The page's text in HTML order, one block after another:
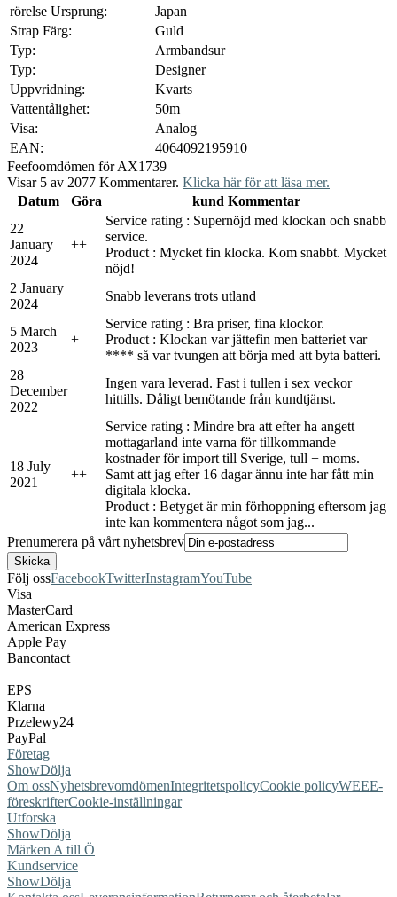
rörelse Ursprung:
Japan
Strap Färg:
Guld
Typ:
Armbandsur
Typ:
Designer
Uppvridning:
Kvarts
Vattentålighet:
50m
Visa:
Analog
EAN:
4064092195910
Feefoomdömen för AX1739
Visar 5 av 2077 Kommentarer. Klicka här för att läsa mer.
Datum
Göra
kund Kommentar
22
January
2024
++
Service rating : Supernöjd med klockan och snabb
service.
Product : Mycket fin klocka. Kom snabbt. Mycket
nöjd!
2 January
2024
Snabb leverans trots utland
5 March
2023
+
Service rating : Bra priser, fina klockor.
Product : Klockan var jättefin men batteriet var
**** så var tvungen att börja med att byta batteri.
28
December
2022
Ingen vara leverad. Fast i tullen i sex veckor
hittills. Dåligt bemötande från kundtjänst.
18 July
2021
++
Service rating : Mindre bra att efter ha angett
mottagarland inte varna för tillkommande
kostnader för import till Sverige, tull + moms.
Samt att jag efter 16 dagar ännu inte har fått min
digitala klocka.
Product : Betyget är min förhoppning eftersom jag
inte kan kommentera något som jag...
Prenumerera på vårt nyhetsbrev
Följ ossFacebookTwitterInstagramYouTube
Visa
MasterCard
American Express
Apple Pay
Bancontact
EPS
Klarna
Przelewy24
PayPal
Företag
ShowDölja
Om ossNyhetsbrevomdömenIntegritetspolicyCookie policyWEEE-
föreskrifterCookie-inställningar
Utforska
ShowDölja
Märken A till Ö
Kundservice
ShowDölja